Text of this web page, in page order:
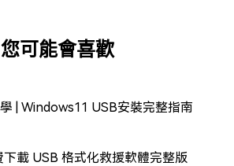
您可能會喜歡
| Windows11 USB安裝完整指南
下載 USB 格式化救援軟體完整版